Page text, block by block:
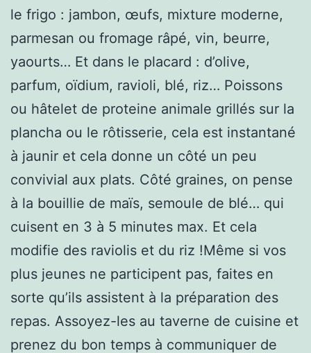
le frigo : jambon, œufs, mixture moderne,
parmesan ou fromage râpé, vin, beurre,
yaourts… Et dans le placard : d’olive,
parfum, oïdium, ravioli, blé, riz… Poissons
ou hâtelet de proteine animale grillés sur la
plancha ou le rôtisserie, cela est instantané
à jaunir et cela donne un côté un peu
convivial aux plats. Côté graines, on pense
à la bouillie de maïs, semoule de blé… qui
cuisent en 3 à 5 minutes max. Et cela
modifie des raviolis et du riz !Même si vos
plus jeunes ne participent pas, faites en
sorte qu’ils assistent à la préparation des
repas. Assoyez-les au taverne de cuisine et
prenez du bon temps à communiquer de